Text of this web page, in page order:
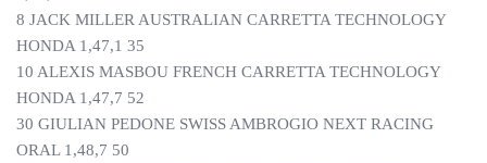
8 JACK MILLER AUSTRALIAN CARRETTA TECHNOLOGY
HONDA 1,47,1 35
10 ALEXIS MASBOU FRENCH CARRETTA TECHNOLOGY
HONDA 1,47,7 52
30 GIULIAN PEDONE SWISS AMBROGIO NEXT RACING
ORAL 1,48,7 50